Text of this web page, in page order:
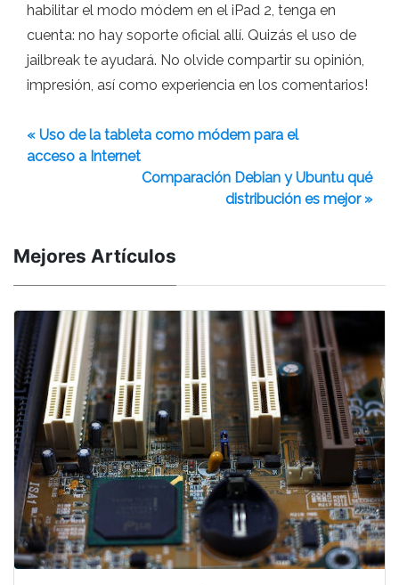
habilitar el modo módem en el iPad 2, tenga en
cuenta: no hay soporte oficial allí. Quizás el uso de
jailbreak te ayudará. No olvide compartir su opinión,
impresión, así como experiencia en los comentarios!
« Uso de la tableta como módem para el
acceso a Internet
Comparación Debian y Ubuntu qué
distribución es mejor »
Mejores Artículos